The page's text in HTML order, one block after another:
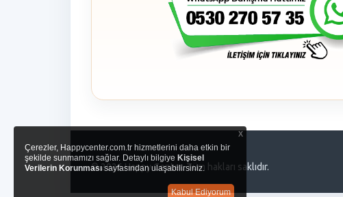
© 2026 Happy Center. Tüm hakları saklıdır.
x
Çerezler, Happycenter.com.tr hizmetlerini daha etkin bir
şekilde sunmamızı sağlar. Detaylı bilgiye Kişisel
Verilerin Korunmasısayfasından ulaşabilirsiniz.
Kabul Ediyorum